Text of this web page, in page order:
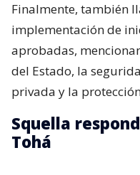
Finalmente, también
implementación de
aprobadas,
del Estado, la
privada y la
Squella
Tohá